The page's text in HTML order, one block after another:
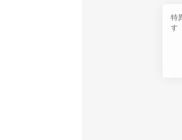
特
す